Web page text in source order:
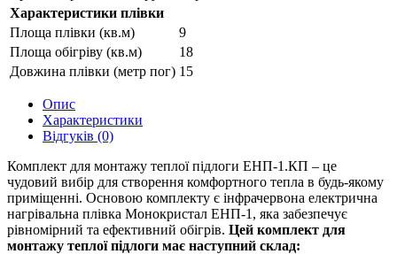
Характеристики плівки
Площа плівки (кв.м)
9
Площа обігріву (кв.м)
18
Довжина плівки (метр пог) 15
Опис
Характеристики
Відгуків (0)
Комплект для монтажу теплої підлоги ЕНП-1.КП – це
чудовий вибір для створення комфортного тепла в будь-якому
приміщенні. Основою комплекту є інфрачервона електрична
нагрівальна плівка Монокристал ЕНП-1, яка забезпечує
рівномірний та ефективний обігрів. Цей комплект для
монтажу теплої підлоги має наступний склад: